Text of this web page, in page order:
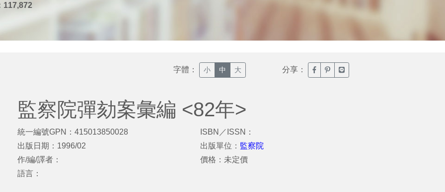
117,872
字體： 小 中 大 分享： 臉書分享(另開新視窗)
噗浪分享(另開新視窗)
Line分享(另開新視窗)
監察院彈劾案彙編 <82年>
統一編號GPN：415013850028
出版日期：1996/02
作/編/譯者：
語言：
ISBN／ISSN：
出版單位： 監察院
價格：未定價